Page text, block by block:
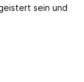
sein und